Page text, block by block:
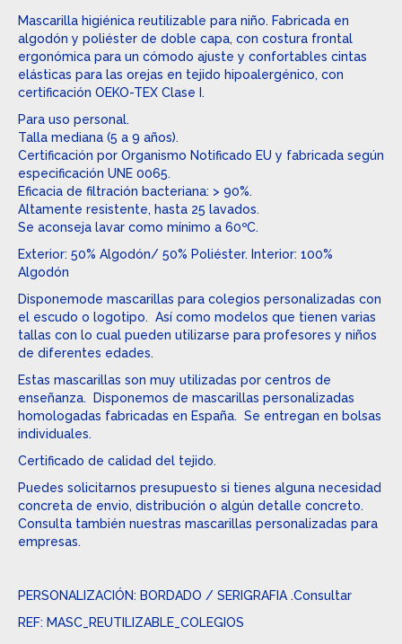
Mascarilla higiénica reutilizable para niño. Fabricada en
algodón y poliéster de doble capa, con costura frontal
ergonómica para un cómodo ajuste y confortables cintas
elásticas para las orejas en tejido hipoalergénico, con
certificación OEKO-TEX Clase I.
Para uso personal.
Talla mediana (5 a 9 años).
Certificación por Organismo Notificado EU y fabricada según
especificación UNE 0065.
Eficacia de filtración bacteriana: > 90%.
Altamente resistente, hasta 25 lavados.
Se aconseja lavar como mínimo a 60ºC.
Exterior: 50% Algodón/ 50% Poliéster. Interior: 100%
Algodón
Disponemode mascarillas para colegios personalizadas con
el escudo o logotipo. Así como modelos que tienen varias
tallas con lo cual pueden utilizarse para profesores y niños
de diferentes edades.
Estas mascarillas son muy utilizadas por centros de
enseñanza. Disponemos de mascarillas personalizadas
homologadas fabricadas en España. Se entregan en bolsas
individuales.
Certificado de calidad del tejido.
Puedes solicitarnos presupuesto si tienes alguna necesidad
concreta de envio, distribución o algún detalle concreto.
Consulta también nuestras mascarillas personalizadas para
empresas.
PERSONALIZACIÓN: BORDADO / SERIGRAFIA .Consultar
REF: MASC_REUTILIZABLE_COLEGIOS